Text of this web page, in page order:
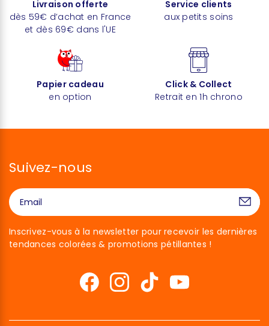
Livraison offerte
dès 59€ d’achat en France
et dès 69€ dans l'UE
Service clients
aux petits soins
Papier cadeau
en option
Click & Collect
Retrait en 1h chrono
Suivez-nous
Inscrivez-vous à la newsletter pour recevoir les dernières
tendances colorées & promotions pétillantes !